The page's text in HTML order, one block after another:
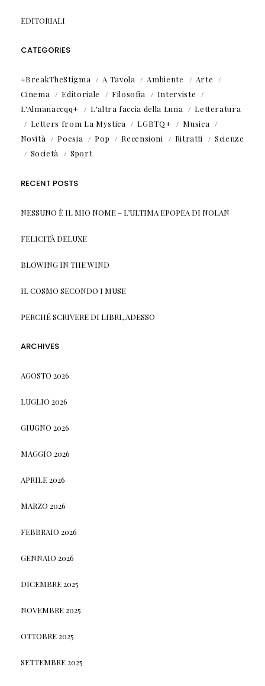
EDITORIALI
CATEGORIES
#BreakTheStigma A Tavola Ambiente
Arte
Cinema
Editoriale Filosofia
Interviste
L'Almanaccqq+
L'altra faccia della Luna
Letteratura
Letters from La Mystica
LGBTQ+
Musica
Novità
Poesia Pop Recensioni Ritratti
Scienze
Società
Sport
RECENT POSTS
NESSUNO È IL MIO NOME – L’ULTIMA EPOPEA DI NOLAN
FELICITÀ DELUXE
BLOWING IN THE WIND
IL COSMO SECONDO I MUSE
PERCHÉ SCRIVERE DI LIBRI, ADESSO
ARCHIVES
AGOSTO 2026
LUGLIO 2026
GIUGNO 2026
MAGGIO 2026
APRILE 2026
MARZO 2026
FEBBRAIO 2026
GENNAIO 2026
DICEMBRE 2025
NOVEMBRE 2025
OTTOBRE 2025
SETTEMBRE 2025